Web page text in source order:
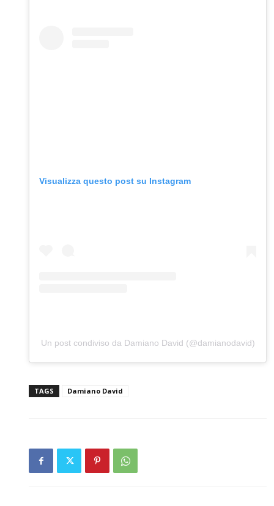
Visualizza questo post su Instagram
Un post condiviso da Damiano David (@damianodavid)
TAGS Damiano David